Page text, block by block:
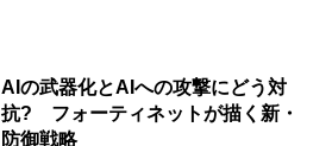
AIの武器化とAIへの攻撃にどう対
抗? フォーティネットが描く新・
防御戦略